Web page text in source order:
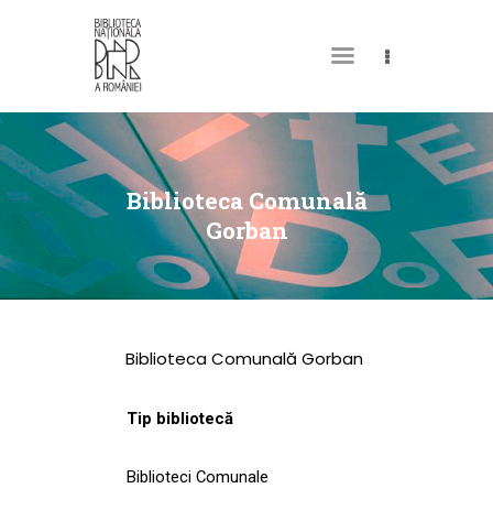
Biblioteca Comunală
Gorban
DESPRE NOI
PERMISUL MEU DE
BIBLIOTECĂ
CATALOAGE ȘI
COLECȚII
CULTURALE
NOUTĂȚI
Biblioteca Comunală Gorban
Tip bibliotecă
Biblioteci Comunale